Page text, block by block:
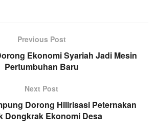
Previous Post
Ekonomi Syariah Jadi Mesin
Pertumbuhan Baru
Next Post
Dorong Hilirisasi Peternakan
Dongkrak Ekonomi Desa